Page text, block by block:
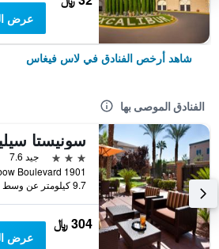
عرض
شاهد أرخص الفنادق في لاس فيغاس
الفنادق الموصى بها
3 نجوم
جيد 7.6
9.7 كيلومتر عن وسط المدينة
304 ﷼
عرض